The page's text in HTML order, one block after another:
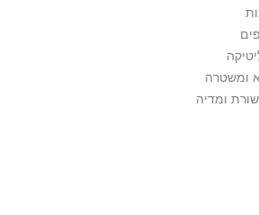
ומשטרה
ומדיה